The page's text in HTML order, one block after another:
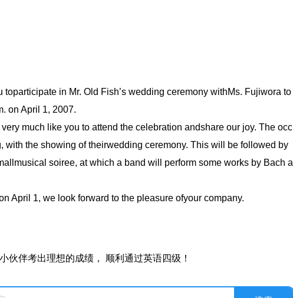
in Mr. Old Fish’s wedding ceremony withMs. Fujiwora to
on April 1, 2007.
much like you to attend the celebration andshare our joy. The occ
with the showing of theirwedding ceremony. This will be followed by
soiree, at which a band will perform some works by Bach a
1, we look forward to the pleasure ofyour company.
伙伴考出理想的成绩， 顺利通过英语四级！